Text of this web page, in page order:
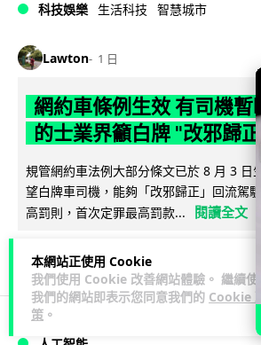
本網站正使用 Cookie
我們使用 Cookie 改善網站體驗。 繼續使
我們的網站即表示您同意我們的 Cookie
策 。
科技娛樂 生活科技 智慧城市
Lawton 1 日
網約車條例生效 有司機暫
的士業界籲白牌 "改邪歸
規管網約車法例大部分條文已於 8 月 3 日
望白牌車司機，能夠「改邪歸正」回流駕
高罰則，首次定罪最高罰款...
閱讀全文
205 146